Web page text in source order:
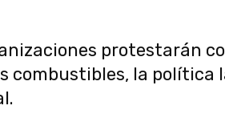
protestarán
combustibles, la política